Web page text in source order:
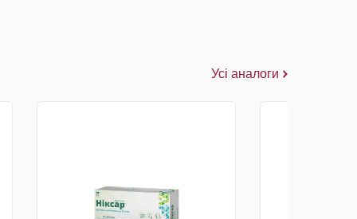
Усі аналоги